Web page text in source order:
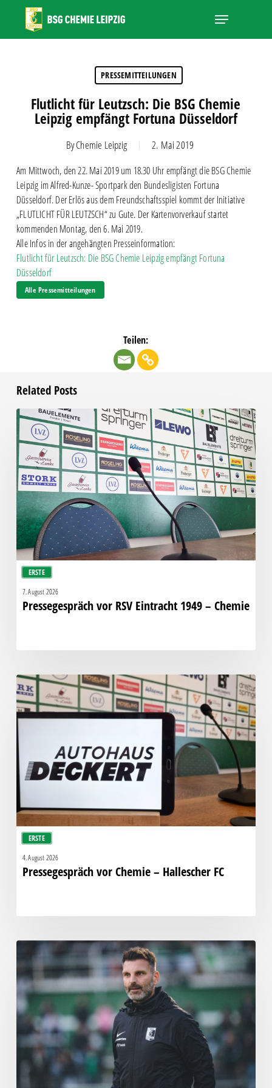
main
Menu
PRESSEMITTEILUNGEN
Flutlicht für Leutzsch: Die BSG Chemie
Leipzig empfängt Fortuna Düsseldorf
ByChemie Leipzig 2. Mai 2019
Am Mittwoch, den 22. Mai 2019 um 18.30 Uhr empfängt die BSG Chemie
Leipzig im Alfred-Kunze- Sportpark den Bundesligisten Fortuna
Düsseldorf. Der Erlös aus dem Freundschaftsspiel kommt der Initiative
„FLUTLICHT FÜR LEUTZSCH“ zu Gute. Der Kartenvorverkauf startet
kommenden Montag, den 6. Mai 2019.
Alle Infos in der angehängten Presseinformation:
Flutlicht für Leutzsch: Die BSG Chemie Leipzig empfängt Fortuna
Düsseldorf
Alle Pressemitteilungen
Teilen:
Related Posts
ERSTE
Pressegespräch
RSV
Eintracht
1949
–
Chemie
7. August 2026
Pressegespräch vor RSV Eintracht 1949 – Chemie
ERSTE
Pressegespräch
vor
Chemie
–
Hallescher
FC
4. August 2026
Pressegespräch vor Chemie – Hallescher FC
Chemie
stellt
Cheftrainer
Adrian
Alipour
Close